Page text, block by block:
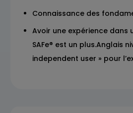
Connaissance des
Avoir une expérience dans
SAFe® est un plus.Anglais
independent user » pour